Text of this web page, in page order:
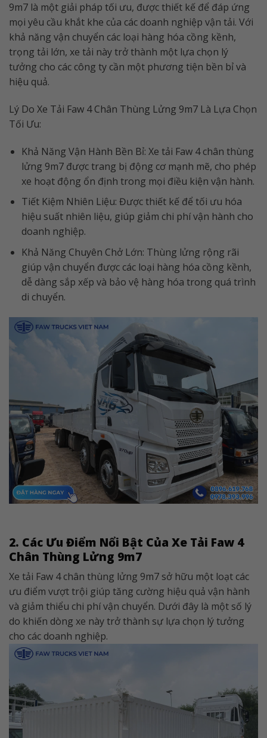
9m7 là một giải pháp tối ưu, được thiết kế để đáp ứng
mọi yêu cầu khắt khe của các doanh nghiệp vận tải. Với
khả năng vận chuyển các loại hàng hóa cồng kềnh,
trọng tải lớn, xe tải này trở thành một lựa chọn lý
tưởng cho các công ty cần một phương tiện bền bỉ và
hiệu quả.
Lý Do Xe Tải Faw 4 Chân Thùng Lửng 9m7 Là Lựa Chọn
Tối Ưu:
Khả Năng Vận Hành Bền Bỉ: Xe tải Faw 4 chân thùng
lửng 9m7 được trang bị động cơ mạnh mẽ, cho phép
xe hoạt động ổn định trong mọi điều kiện vận hành.
Tiết Kiệm Nhiên Liệu: Được thiết kế để tối ưu hóa
hiệu suất nhiên liệu, giúp giảm chi phí vận hành cho
doanh nghiệp.
Khả Năng Chuyên Chở Lớn: Thùng lửng rộng rãi
giúp vận chuyển được các loại hàng hóa cồng kềnh,
dễ dàng sắp xếp và bảo vệ hàng hóa trong quá trình
di chuyển.
2. Các Ưu Điểm Nổi Bật Của Xe Tải Faw 4
Chân Thùng Lửng 9m7
Xe tải Faw 4 chân thùng lửng 9m7 sở hữu một loạt các
ưu điểm vượt trội giúp tăng cường hiệu quả vận hành
và giảm thiểu chi phí vận chuyển. Dưới đây là một số lý
do khiến dòng xe này trở thành sự lựa chọn lý tưởng
cho các doanh nghiệp.